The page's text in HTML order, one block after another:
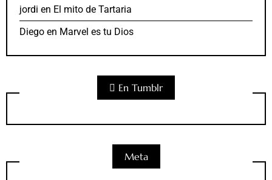
jordi en El mito de Tartaria
Diego en Marvel es tu Dios
En Tumblr
Meta